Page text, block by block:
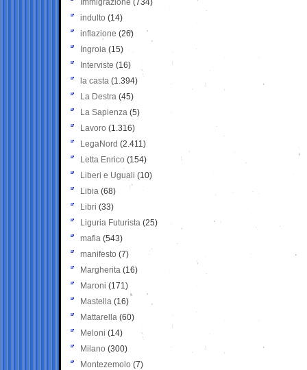
Immigrazione (734)
indulto (14)
inflazione (26)
Ingroia (15)
Interviste (16)
la casta (1.394)
La Destra (45)
La Sapienza (5)
Lavoro (1.316)
LegaNord (2.411)
Letta Enrico (154)
Liberi e Uguali (10)
Libia (68)
Libri (33)
Liguria Futurista (25)
mafia (543)
manifesto (7)
Margherita (16)
Maroni (171)
Mastella (16)
Mattarella (60)
Meloni (14)
Milano (300)
Montezemolo (7)